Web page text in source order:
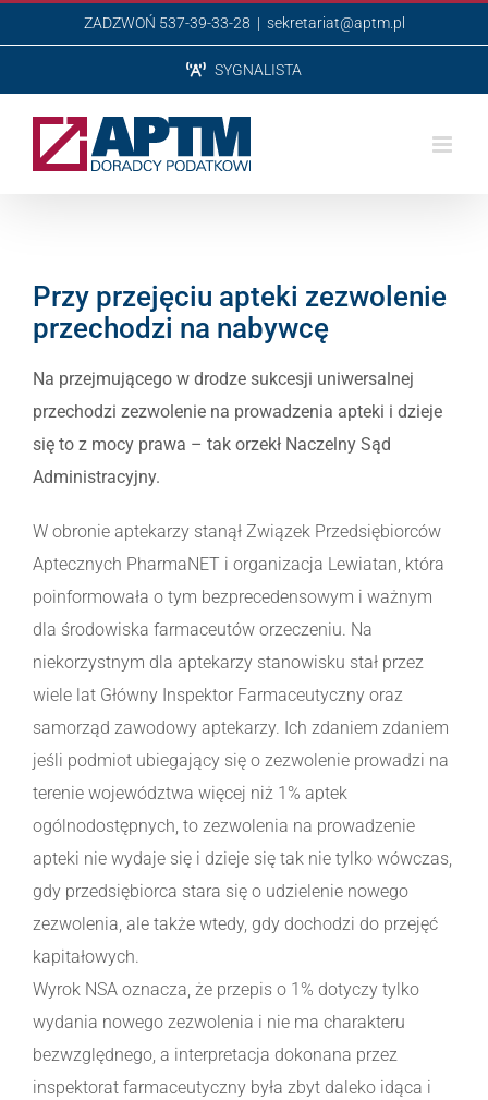
do
ZADZWOŃ 537-39-33-28 | sekretariat@aptm.pl
SYGNALISTA
Przy przejęciu apteki zezwolenie
przechodzi na nabywcę
Na przejmującego w drodze sukcesji uniwersalnej
przechodzi zezwolenie na prowadzenia apteki i dzieje
się to z mocy prawa – tak orzekł Naczelny Sąd
Administracyjny.
W obronie aptekarzy stanął Związek Przedsiębiorców
Aptecznych PharmaNET i organizacja Lewiatan, która
poinformowała o tym bezprecedensowym i ważnym
dla środowiska farmaceutów orzeczeniu. Na
niekorzystnym dla aptekarzy stanowisku stał przez
wiele lat Główny Inspektor Farmaceutyczny oraz
samorząd zawodowy aptekarzy. Ich zdaniem zdaniem
jeśli podmiot ubiegający się o zezwolenie prowadzi na
terenie województwa więcej niż 1% aptek
ogólnodostępnych, to zezwolenia na prowadzenie
apteki nie wydaje się i dzieje się tak nie tylko wówczas,
gdy przedsiębiorca stara się o udzielenie nowego
zezwolenia, ale także wtedy, gdy dochodzi do przejęć
kapitałowych.
Wyrok NSA oznacza, że przepis o 1% dotyczy tylko
wydania nowego zezwolenia i nie ma charakteru
bezwzględnego, a interpretacja dokonana przez
inspektorat farmaceutyczny była zbyt daleko idąca i